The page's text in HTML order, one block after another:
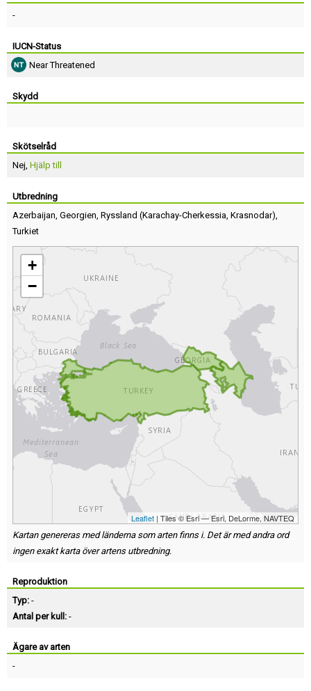
-
IUCN-Status
Near Threatened
Skydd
Skötselråd
Nej, Hjälp till
Utbredning
Azerbaijan, Georgien, Ryssland (Karachay-Cherkessia, Krasnodar),
Turkiet
+
−
Leaflet | Tiles © Esri — Esri, DeLorme, NAVTEQ
Kartan genereras med länderna som arten finns i. Det är med andra ord
ingen exakt karta över artens utbredning.
Reproduktion
Typ: -
Antal per kull: -
Ägare av arten
-